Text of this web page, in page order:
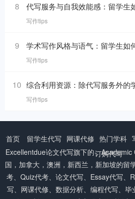
8 代写服务与自我效能感：留学生
写作tips
9 学术写作风格与语气：留学生如
写作tips
10 综合利用资源：除代写服务外的
写作tips
首页 留学生代写 网课代修 热门学科
订购代写
Excellentdue论文代写旗下的：Academic
国，加拿大，澳洲，新西兰，新加坡的留
考、Quiz代考、论文代写、Essay代写、
写、网课代修、数据分析、编程代写、